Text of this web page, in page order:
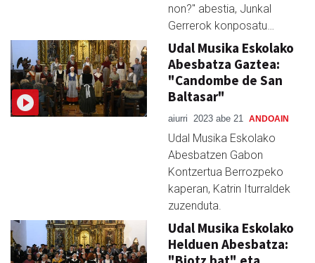
non?" abestia, Junkal
Gerrerok konposatu…
Udal Musika Eskolako
Abesbatza Gaztea:
"Candombe de San
Baltasar"
aiurri 2023 abe 21 ANDOAIN
Udal Musika Eskolako
Abesbatzen Gabon
Kontzertua Berrozpeko
kaperan, Katrin Iturraldek
zuzenduta.
Udal Musika Eskolako
Helduen Abesbatza: